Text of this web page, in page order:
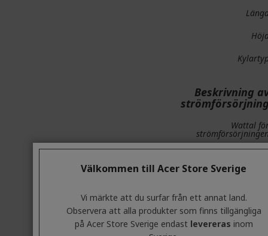
Beskrivning
Wattal
Gränssnitt/
Antal HDMI-portar
Välkommen till Acer Store Sverige
Vi märkte att du surfar från ett annat land.
Observera att alla produkter som finns tillgängliga
på Acer Store Sverige endast levereras inom